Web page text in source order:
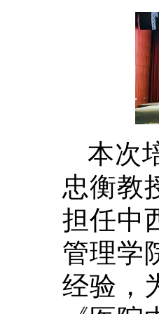
本次
忠衡教
担任中
管理学
经验，